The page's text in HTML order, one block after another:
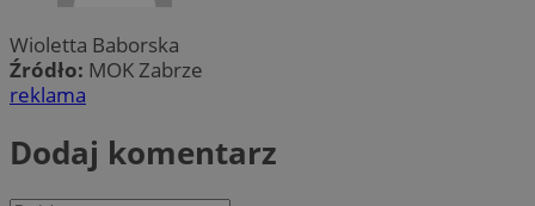
Wioletta Baborska
Źródło: MOK Zabrze
reklama
Dodaj komentarz